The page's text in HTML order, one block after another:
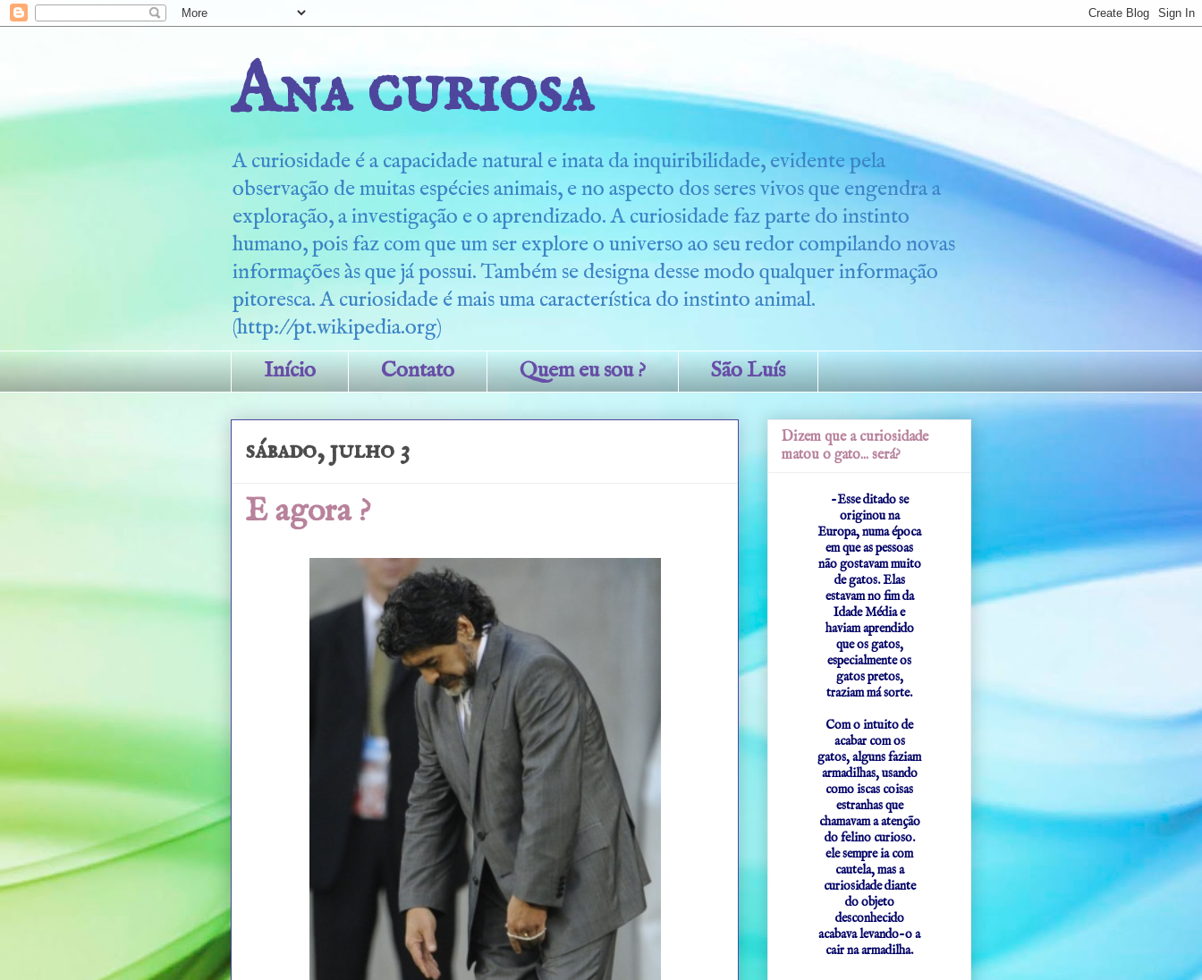
Ana curiosa
A curiosidade é a capacidade natural e inata da inquiribilidade, evidente pela
observação de muitas espécies animais, e no aspecto dos seres vivos que engendra a
exploração, a investigação e o aprendizado. A curiosidade faz parte do instinto
humano, pois faz com que um ser explore o universo ao seu redor compilando novas
informações às que já possui. Também se designa desse modo qualquer informação
pitoresca. A curiosidade é mais uma característica do instinto animal.
(http://pt.wikipedia.org)
Início
Contato Quem eu sou ? São Luís
sábado, julho 3
E agora ?
Dizem que a curiosidade
matou o gato... será?
-Esse ditado se
originou na
Europa, numa época
em que as pessoas
não gostavam muito
de gatos. Elas
estavam no fim da
Idade Média e
haviam aprendido
que os gatos,
especialmente os
gatos pretos,
traziam má sorte.
Com o intuito de
acabar com os
gatos, alguns faziam
armadilhas, usando
como iscas coisas
estranhas que
chamavam a atenção
do felino curioso.
ele sempre ia com
cautela, mas a
curiosidade diante
do objeto
desconhecido
acabava levando-o a
cair na armadilha.